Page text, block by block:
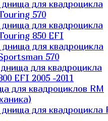
для квадроцикла
570
для квадроцикла
850 EFI
для квадроцикла
570
для квадроцикла
EFI 2005 -2011
для квадроциклов RM
для квадроцикла